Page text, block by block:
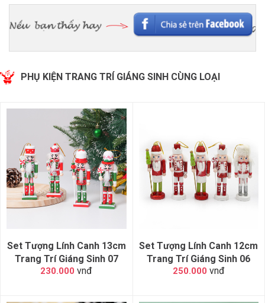
PHỤ KIỆN TRANG TRÍ GIÁNG SINH CÙNG LOẠI
Set Tượng Lính Canh 13cm
Trang Trí Giáng Sinh 07
230.000 vnđ
Set Tượng Lính Canh 12cm
Trang Trí Giáng Sinh 06
250.000 vnđ